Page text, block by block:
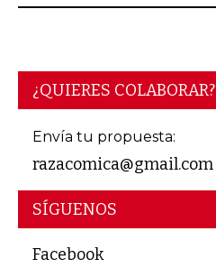
¿QUIERES COLABORAR?
Envía tu propuesta:
razacomica@gmail.com
SÍGUENOS
Facebook